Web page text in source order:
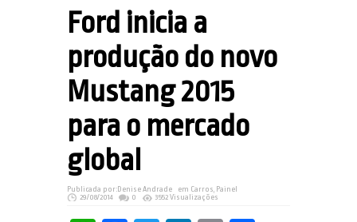
Ford inicia a
produção do novo
Mustang 2015
para o mercado
global
Publicada por: Denise Andrade em Carros, Painel
29/08/2014
0 3552 Visualizações